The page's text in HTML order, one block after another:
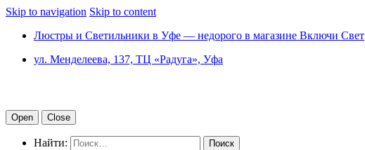
Skip to navigation Skip to content
Люстры и Светильники в Уфе — недорого в магазине Включи Свет
ул. Менделеева, 137, ТЦ «Радуга», Уфа
Open Close
Найти: